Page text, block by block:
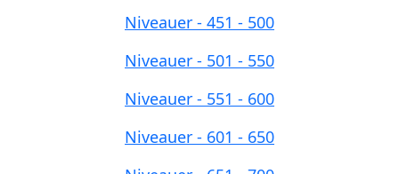
Niveauer - 451 - 500
Niveauer - 501 - 550
Niveauer - 551 - 600
Niveauer - 601 - 650